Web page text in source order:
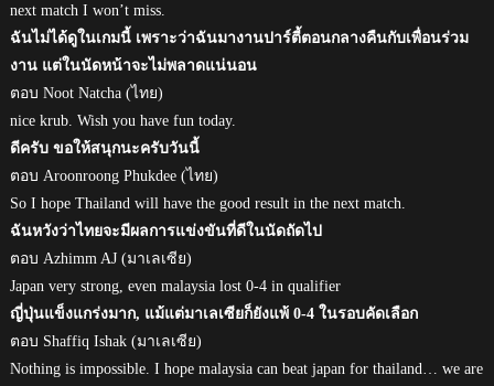
next match I won’t miss.
ฉันไม่ได้ดูในเกมนี้ เพราะว่าฉันมางานปาร์ตี้ตอนกลางคืนกับเพื่อนร่วม
งาน แต่ในนัดหน้าจะไม่พลาดแน่นอน
ตอบ Noot Natcha (ไทย)
nice krub. Wish you have fun today.
ดีครับ ขอให้สนุกนะครับวันนี้
ตอบ Aroonroong Phukdee (ไทย)
So I hope Thailand will have the good result in the next match.
ฉันหวังว่าไทยจะมีผลการแข่งขันที่ดีในนัดถัดไป
ตอบ Azhimm AJ (มาเลเซีย)
Japan very strong, even malaysia lost 0-4 in qualifier
ญี่ปุ่นแข็งแกร่งมาก, แม้แต่มาเลเซียก็ยังแพ้ 0-4 ในรอบคัดเลือก
ตอบ Shaffiq Ishak (มาเลเซีย)
Nothing is impossible. I hope malaysia can beat japan for thailand… we are